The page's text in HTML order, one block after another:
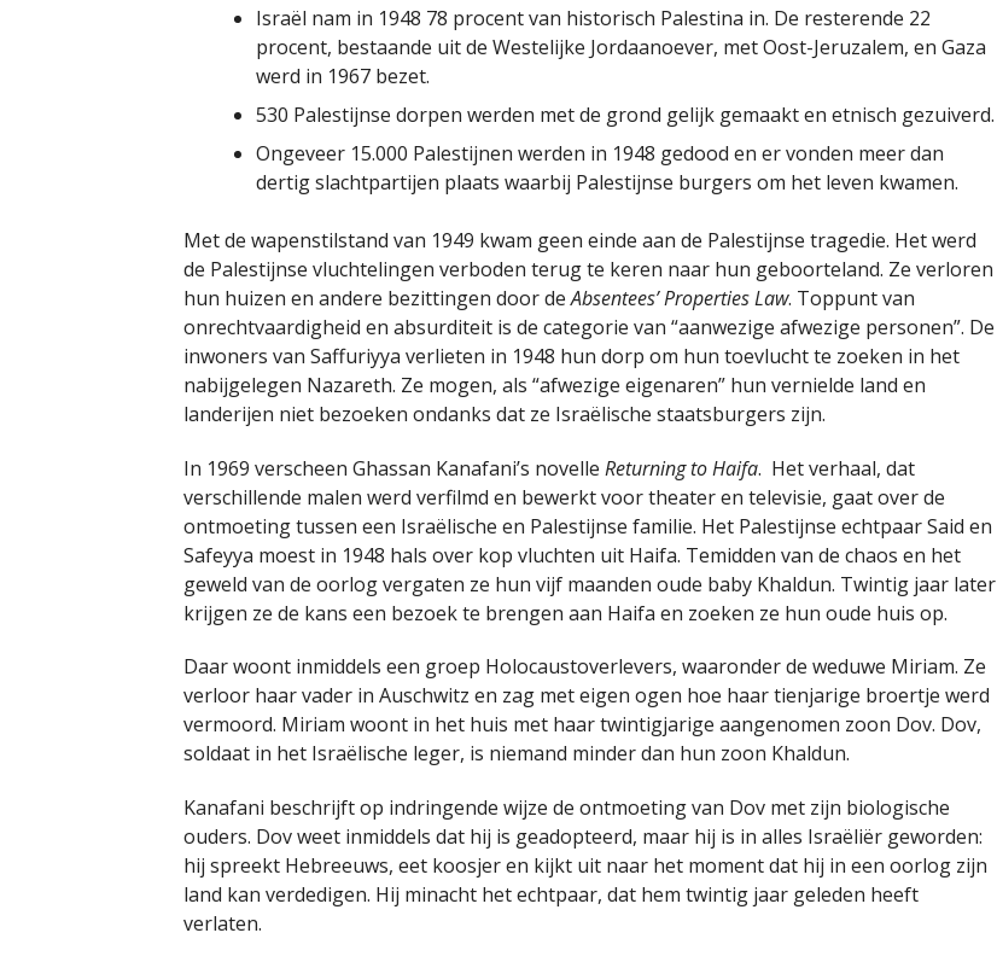
Israël nam in 1948 78 procent van historisch Palestina in. De resterende 22
procent, bestaande uit de Westelijke Jordaanoever, met Oost-Jeruzalem, en Gaza
werd in 1967 bezet.
530 Palestijnse dorpen werden met de grond gelijk gemaakt en etnisch gezuiverd.
Ongeveer 15.000 Palestijnen werden in 1948 gedood en er vonden meer dan
dertig slachtpartijen plaats waarbij Palestijnse burgers om het leven kwamen.
Met de wapenstilstand van 1949 kwam geen einde aan de Palestijnse tragedie. Het werd
de Palestijnse vluchtelingen verboden terug te keren naar hun geboorteland. Ze verloren
hun huizen en andere bezittingen door deAbsentees’ Properties Law. Toppunt van
onrechtvaardigheid en absurditeit is de categorie van “aanwezige afwezige personen”. De
inwoners van Saffuriyya verlieten in 1948 hun dorp om hun toevlucht te zoeken in het
nabijgelegen Nazareth. Ze mogen, als “afwezige eigenaren” hun vernielde land en
landerijen niet bezoeken ondanks dat ze Israëlische staatsburgers zijn.
In 1969 verscheen Ghassan Kanafani’s novelle Returning to Haifa. Het verhaal, dat
verschillende malen werd verfilmd en bewerkt voor theater en televisie, gaat over de
ontmoeting tussen een Israëlische en Palestijnse familie. Het Palestijnse echtpaar Said en
Safeyya moest in 1948 hals over kop vluchten uit Haifa. Temidden van de chaos en het
geweld van de oorlog vergaten ze hun vijf maanden oude baby Khaldun. Twintig jaar later
krijgen ze de kans een bezoek te brengen aan Haifa en zoeken ze hun oude huis op.
Daar woont inmiddels een groep Holocaustoverlevers, waaronder de weduwe Miriam. Ze
verloor haar vader in Auschwitz en zag met eigen ogen hoe haar tienjarige broertje werd
vermoord. Miriam woont in het huis met haar twintigjarige aangenomen zoon Dov. Dov,
soldaat in het Israëlische leger, is niemand minder dan hun zoon Khaldun.
Kanafani beschrijft op indringende wijze de ontmoeting van Dov met zijn biologische
ouders. Dov weet inmiddels dat hij is geadopteerd, maar hij is in alles Israëliër geworden:
hij spreekt Hebreeuws, eet koosjer en kijkt uit naar het moment dat hij in een oorlog zijn
land kan verdedigen. Hij minacht het echtpaar, dat hem twintig jaar geleden heeft
verlaten.